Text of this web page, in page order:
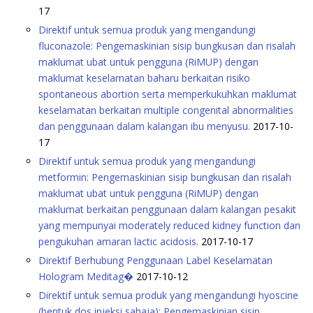
17
Direktif untuk semua produk yang mengandungi
fluconazole: Pengemaskinian sisip bungkusan dan risalah
maklumat ubat untuk pengguna (RiMUP) dengan
maklumat keselamatan baharu berkaitan risiko
spontaneous abortion serta memperkukuhkan maklumat
keselamatan berkaitan multiple congenital abnormalities
dan penggunaan dalam kalangan ibu menyusu. 2017-10-
17
Direktif untuk semua produk yang mengandungi
metformin: Pengemaskinian sisip bungkusan dan risalah
maklumat ubat untuk pengguna (RiMUP) dengan
maklumat berkaitan penggunaan dalam kalangan pesakit
yang mempunyai moderately reduced kidney function dan
pengukuhan amaran lactic acidosis. 2017-10-17
Direktif Berhubung Penggunaan Label Keselamatan
Hologram Meditag� 2017-10-12
Direktif untuk semua produk yang mengandungi hyoscine